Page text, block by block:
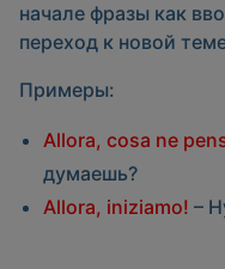
начале фразы как
переход к новой
Примеры:
Allora, cosa ne
думаешь?
Allora, iniziamo! –